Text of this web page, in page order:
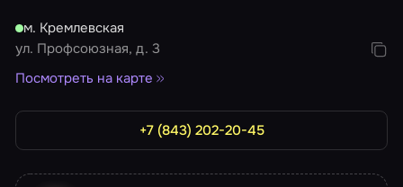
м. Кремлевская
ул. Профсоюзная, д. 3
Посмотреть на карте
+7 (843) 202-20-45